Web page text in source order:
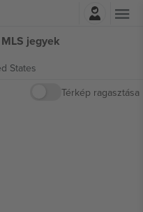
jegyek
States
Térkép ragasztása